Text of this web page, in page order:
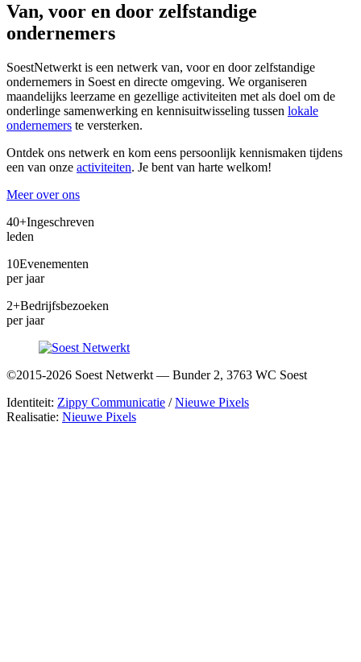
Van, voor en door zelfstandige
ondernemers
SoestNetwerkt is een netwerk van, voor en door zelfstandige
ondernemers in Soest en directe omgeving. We organiseren
maandelijks leerzame en gezellige activiteiten met als doel om de
onderlinge samenwerking en kennisuitwisseling tussen lokale
ondernemers te versterken.
Ontdek ons netwerk en kom eens persoonlijk kennismaken tijdens
een van onze activiteiten. Je bent van harte welkom!
Meer over ons
40+Ingeschreven
leden
10Evenementen
per jaar
2+Bedrijfsbezoeken
per jaar
©2015-2026 Soest Netwerkt — Bunder 2, 3763 WC Soest
Identiteit: Zippy Communicatie /Nieuwe Pixels
Realisatie: Nieuwe Pixels